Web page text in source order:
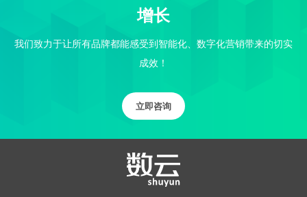
增长
我们致力于让所有品牌都能感受到智能化、数字化营销带来的切实
成效！
立即咨询